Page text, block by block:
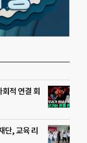
적 연결 회
단, 교육 리